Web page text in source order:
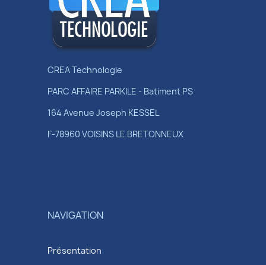
CREA Technologie
PARC AFFAIRE PARKILE - Batiment PS
164 Avenue Joseph KESSEL
F-78960 VOISINS LE BRETONNEUX
NAVIGATION
Présentation